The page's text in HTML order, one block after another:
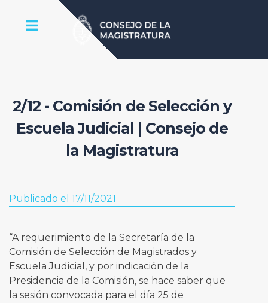
2/12 - Comisión de Selección y
Escuela Judicial | Consejo de
la Magistratura
Publicado el 17/11/2021
“A requerimiento de la Secretaría de la
Comisión de Selección de Magistrados y
Escuela Judicial, y por indicación de la
Presidencia de la Comisión, se hace saber que
la sesión convocada para el día 25 de